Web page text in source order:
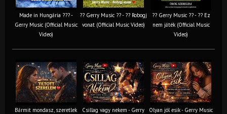
Made in Hungária ??? -
Gerry Music (Official Music
Video)
?? Gerry Music ?? - ?? Robogj
vonat (Official Music Video)
?? Gerry Music ?? - ?? Ez
nem játék (Official Music
Video)
Bármit mondasz, szeretlek
Csillag vagy nekem - Gerry
Olyan jól esik - Gerry Music